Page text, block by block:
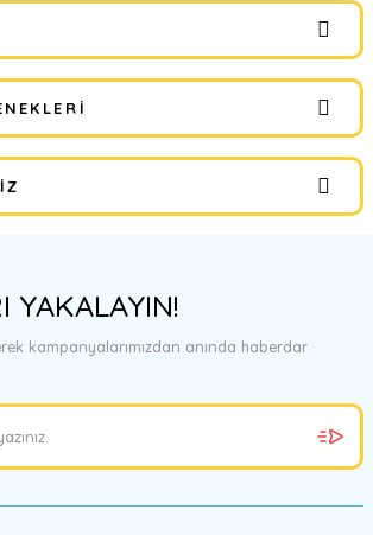
ürüne ilk yorumu siz yapın!
için teşekkür ederiz.
bozuk veya görüntülenemiyor.
bulunuyor.
YAKALAYIN!
kampanyalarımızdan anında haberdar